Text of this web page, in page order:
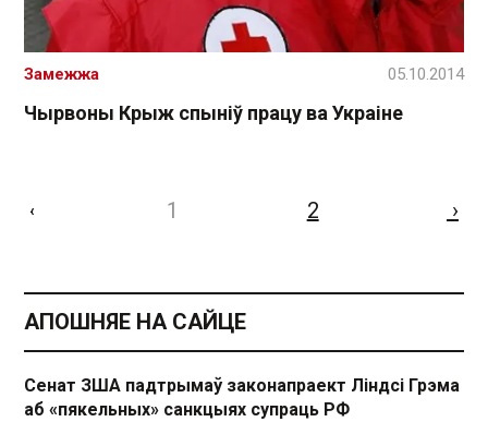
Чырвоны Крыж спыніў працу ва Украіне
Замежжа 05.10.2014
‹ 1 2 ›
АПОШНЯЕ НА САЙЦЕ
Сенат ЗША падтрымаў законапраект Ліндсі Грэма
аб «пякельных» санкцыях супраць РФ